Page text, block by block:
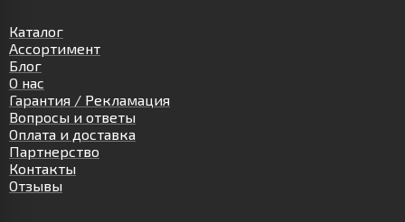
Каталог
Ассортимент
Блог
О нас
Гарантия / Рекламация
Вопросы и ответы
Оплата и доставка
Партнерство
Контакты
Отзывы